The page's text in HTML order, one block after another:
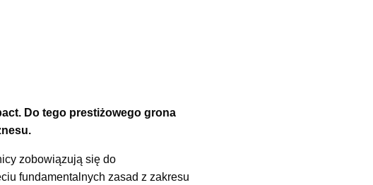
Do tego prestiżowego grona
zobowiązują się do
fundamentalnych zasad z zakresu